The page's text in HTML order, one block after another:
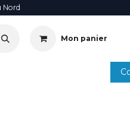
Nord
Mon panier
ANNUAIRE